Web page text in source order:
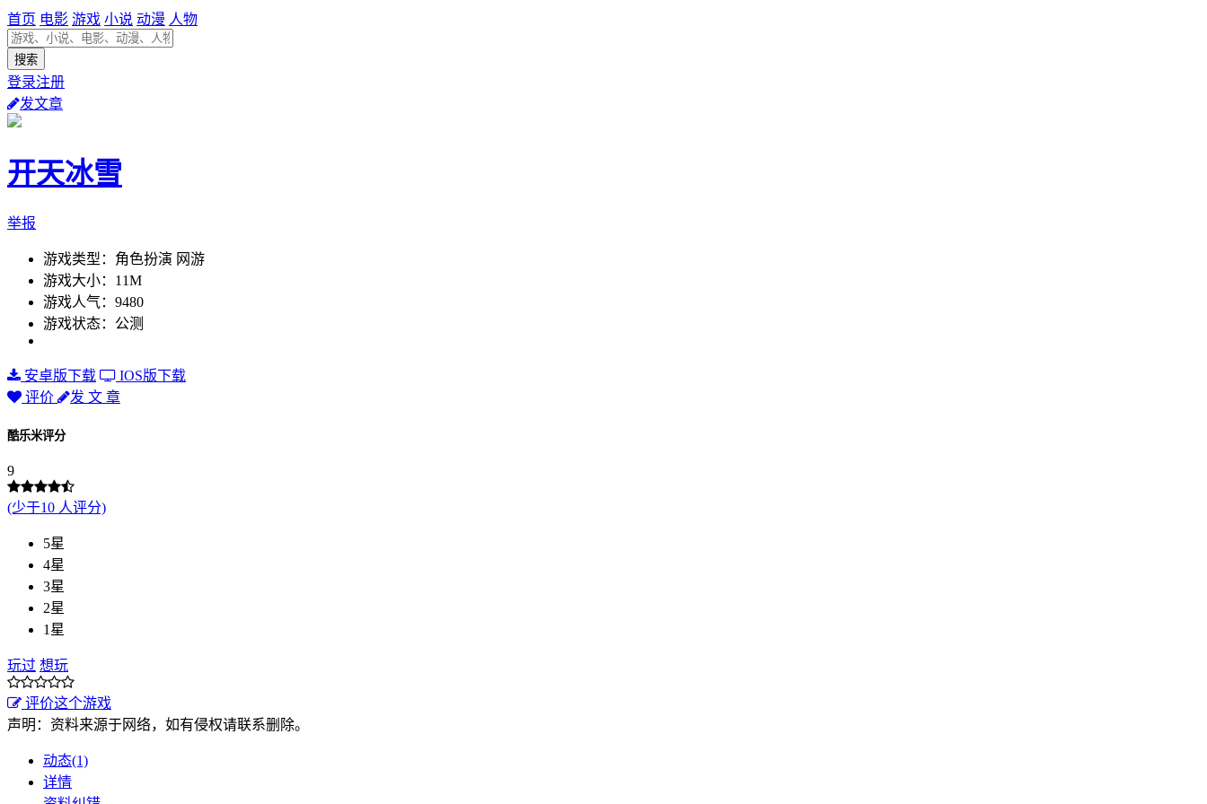
首页 电影 游戏 小说 动漫 人物
登录注册
发文章
开天冰雪
举报
游戏类型：角色扮演 网游
游戏大小：11M
游戏人气：9480
游戏状态：公测
安卓版下载
IOS版下载
评价
发 文 章
酷乐米评分
9
(少于10 人评分)
5星
4星
3星
2星
1星
玩过 想玩
评价这个游戏
声明：资料来源于网络，如有侵权请联系删除。
动态(1)
详情